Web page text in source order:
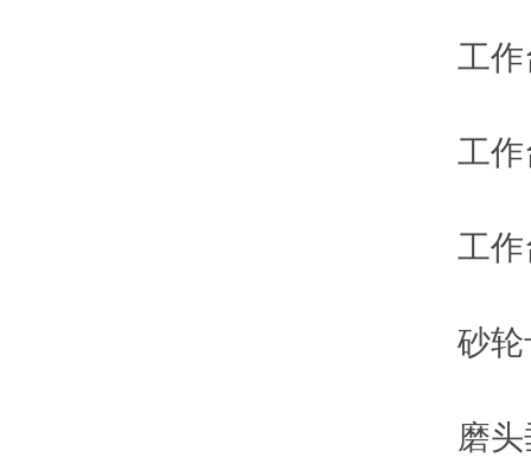
工作台
工作台
工作台T
砂轮卡
磨头垂